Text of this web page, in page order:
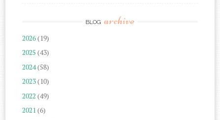
BLOG archive
2026(19)
2025 (43)
2024(58)
2023(10)
2022 (49)
2021(6)